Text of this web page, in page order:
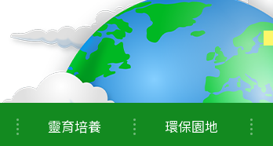
靈育培養 環保園地